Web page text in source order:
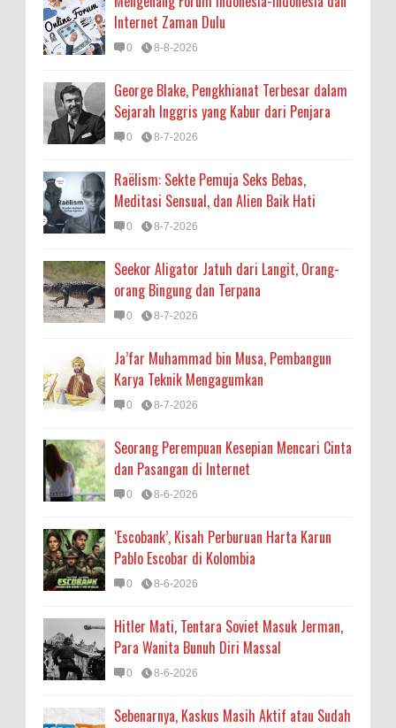
Internet Zaman Dulu
0 8-8-2026
George Blake, Pengkhianat Terbesar dalam
Sejarah Inggris yang Kabur dari Penjara
0 8-7-2026
Raëlism: Sekte Pemuja Seks Bebas,
Meditasi Sensual, dan Alien Baik Hati
0 8-7-2026
Seekor Aligator Jatuh dari Langit, Orang-
orang Bingung dan Terpana
0 8-7-2026
Ja’far Muhammad bin Musa, Pembangun
Karya Teknik Mengagumkan
0 8-7-2026
Seorang Perempuan Kesepian Mencari Cinta
dan Pasangan di Internet
0 8-6-2026
‘Escobank’, Kisah Perburuan Harta Karun
Pablo Escobar di Kolombia
0 8-6-2026
Hitler Mati, Tentara Soviet Masuk Jerman,
Para Wanita Bunuh Diri Massal
0 8-6-2026
Sebenarnya, Kaskus Masih Aktif atau Sudah